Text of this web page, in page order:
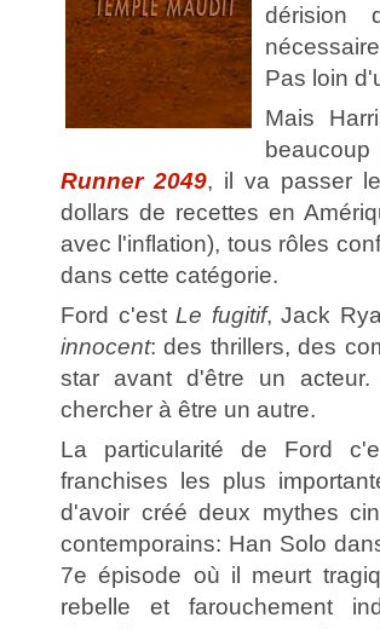
dérision
Pas loin
Mais
Runner 2049, il va passer
dollars de recettes en
avec l'inflation), tous rôles
dans cette catégorie.
Ford c'estLe fugitif, Jack
innocent: des thrillers, des
star avant d'être un
chercher à être un autre.
La particularité de Ford
franchises les plus
d'avoir créé deux mythes
contemporains: Han Solo
7e épisode où il meurt
rebelle et farouchement